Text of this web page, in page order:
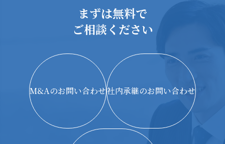
まずは無料で
ご相談ください
M&Aのお問い合わせ社内承継のお問い合わせ